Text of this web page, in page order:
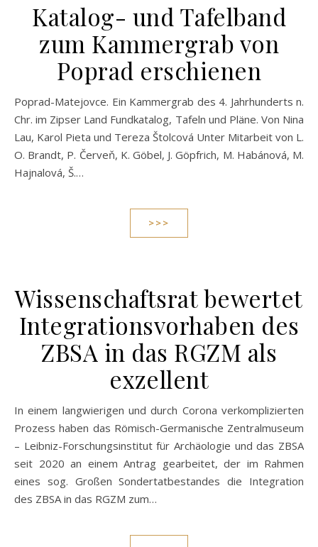
Katalog- und Tafelband
zum Kammergrab von
Poprad erschienen
Poprad-Matejovce. Ein Kammergrab des 4. Jahrhunderts n.
Chr. im Zipser Land Fundkatalog, Tafeln und Pläne. Von Nina
Lau, Karol Pieta und Tereza Štolcová Unter Mitarbeit von L.
O. Brandt, P. Červeň, K. Göbel, J. Göpfrich, M. Habánová, M.
Hajnalová, Š.…
>>>
Wissenschaftsrat bewertet
Integrationsvorhaben des
ZBSA in das RGZM als
exzellent
In einem langwierigen und durch Corona verkomplizierten
Prozess haben das Römisch-Germanische Zentralmuseum
– Leibniz-Forschungsinstitut für Archäologie und das ZBSA
seit 2020 an einem Antrag gearbeitet, der im Rahmen
eines sog. Großen Sondertatbestandes die Integration
des ZBSA in das RGZM zum…